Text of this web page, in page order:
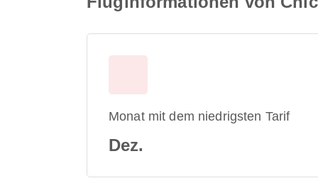
Monat mit dem niedrigsten Tarif
Dez.